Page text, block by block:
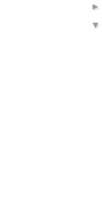
►
▼